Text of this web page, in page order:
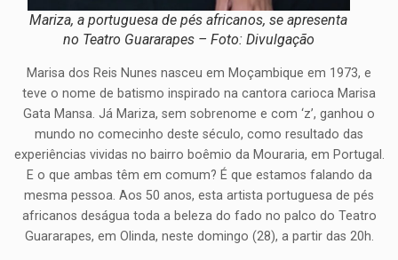
Mariza, a portuguesa de pés africanos, se apresenta
no Teatro Guararapes – Foto: Divulgação
Marisa dos Reis Nunes nasceu em Moçambique em 1973, e
teve o nome de batismo inspirado na cantora carioca Marisa
Gata Mansa. Já Mariza, sem sobrenome e com ‘z’, ganhou o
mundo no comecinho deste século, como resultado das
experiências vividas no bairro boêmio da Mouraria, em Portugal.
E o que ambas têm em comum? É que estamos falando da
mesma pessoa. Aos 50 anos, esta artista portuguesa de pés
africanos deságua toda a beleza do fado no palco do Teatro
Guararapes, em Olinda, neste domingo (28), a partir das 20h.